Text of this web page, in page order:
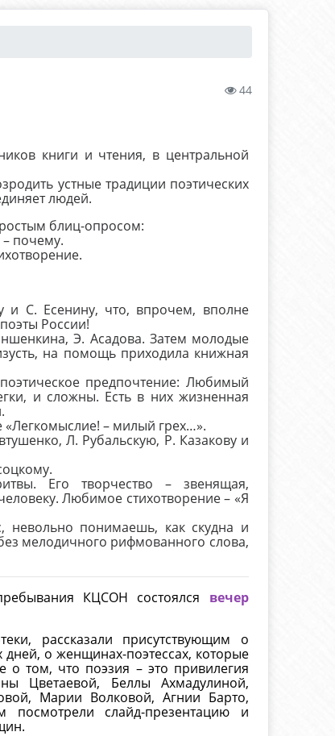
44
книги и чтения, в центральной
устные традиции поэтических
людей.
блиц-опросом:
почему.
и С. Есенину, что, впрочем, вполне
России!
Э. Асадова. Затем молодые
на помощь приходила книжная
предпочтение: Любимый
и сложны. Есть в них жизненная
«Легкомыслие! – милый грех…».
Л. Рубальскую, Р. Казакову и
Его творчество – звенящая,
Любимое стихотворение – «Я
невольно понимаешь, как скудна и
мелодичного рифмованного слова,
КЦСОН состоялся вечер
рассказали присутствующим о
о женщинах-поэтессах, которые
том, что поэзия – это привилегия
Цветаевой, Беллы Ахмадулиной,
Марии Волковой, Агнии Барто,
слайд-презентацию и